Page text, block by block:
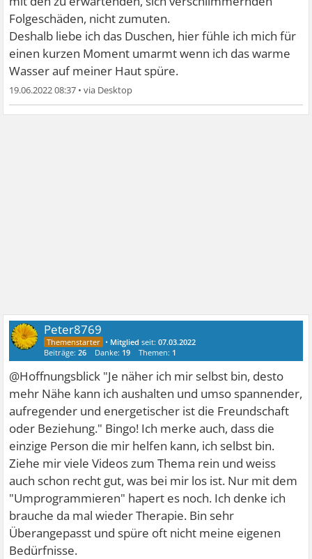
Folgeschäden, nicht zumuten.
Deshalb liebe ich das Duschen, hier fühle ich mich für
einen kurzen Moment umarmt wenn ich das warme
Wasser auf meiner Haut spüre.
19.06.2022 08:37 •
Peter8769
• Mitglied seit:07.03.2022
Beiträge:26 Danke: 19 Themen: 1
@Hoffnungsblick "Je näher ich mir selbst bin, desto
mehr Nähe kann ich aushalten und umso spannender,
aufregender und energetischer ist die Freundschaft
oder Beziehung." Bingo! Ich merke auch, dass die
einzige Person die mir helfen kann, ich selbst bin.
Ziehe mir viele Videos zum Thema rein und weiss
auch schon recht gut, was bei mir los ist. Nur mit dem
"Umprogrammieren" hapert es noch. Ich denke ich
brauche da mal wieder Therapie. Bin sehr
Überangepasst und spüre oft nicht meine eigenen
Bedürfnisse.